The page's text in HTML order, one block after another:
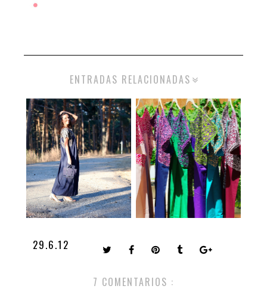
ENTRADAS RELACIONADAS
29.6.12
7 COMENTARIOS :